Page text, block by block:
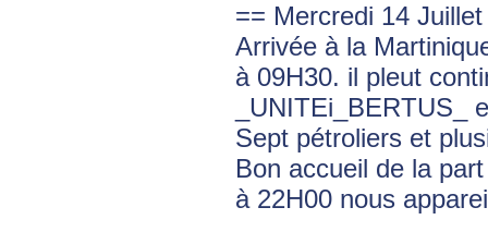
== Mercredi 14
Arrivée à la
à 09H30. il pleut
Sept pétroliers et
Bon accueil de la
à 22H00 nous